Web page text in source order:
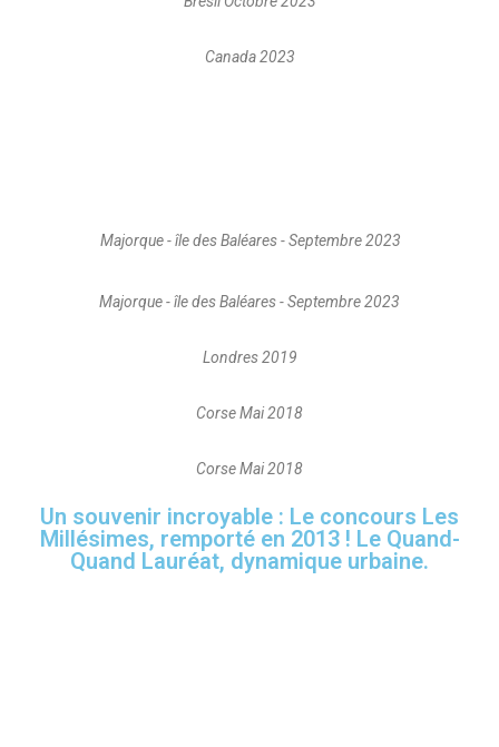
Canada 2023
Majorque - île des Baléares - Septembre 2023
Majorque - île des Baléares - Septembre 2023
Londres 2019
Corse Mai 2018
Corse Mai 2018
Un souvenir incroyable : Le concours Les
Millésimes, remporté en 2013 ! Le Quand-
Quand Lauréat, dynamique urbaine.